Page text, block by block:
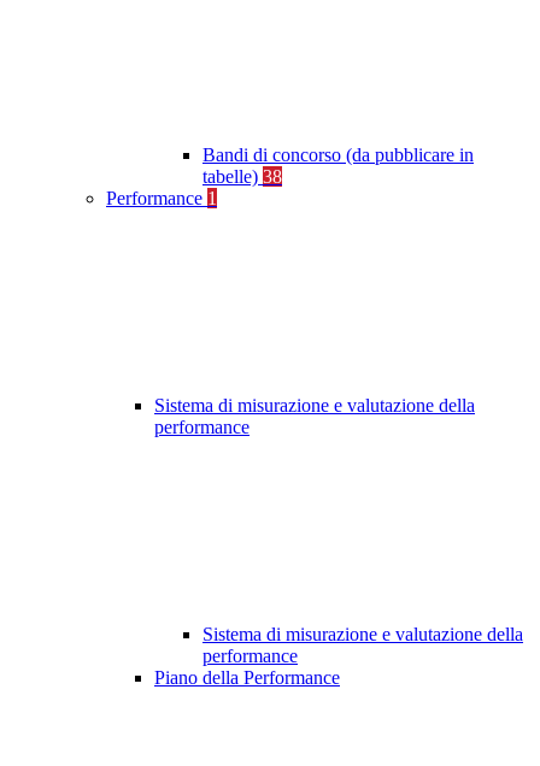
Bandi di concorso (da pubblicare in
tabelle) 38
Performance 1
Sistema di misurazione e valutazione della
performance
Sistema di misurazione e valutazione della
performance
Piano della Performance